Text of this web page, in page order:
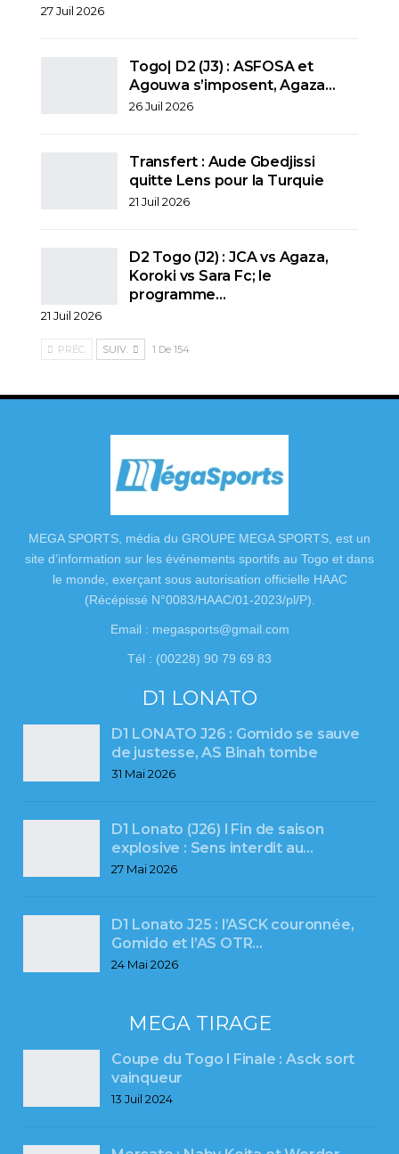
27 Juil 2026
Togo| D2 (J3) : ASFOSA et
Agouwa s’imposent, Agaza…
26 Juil 2026
Transfert : Aude Gbedjissi
quitte Lens pour la Turquie
21 Juil 2026
D2 Togo (J2) : JCA vs Agaza,
Koroki vs Sara Fc; le
programme…
21 Juil 2026
PRÉC. SUIV. 1 De 154
MEGA SPORTS, média du GROUPE MEGA SPORTS, est un
site d’information sur les événements sportifs au Togo et dans
le monde, exerçant sous autorisation officielle HAAC
(Récépissé N°0083/HAAC/01-2023/pl/P).
Email : megasports@gmail.com
Tél : (00228) 90 79 69 83
D1 LONATO
D1 LONATO J26 : Gomido se sauve
de justesse, AS Binah tombe
31 Mai 2026
D1 Lonato (J26) l Fin de saison
explosive : Sens interdit au…
27 Mai 2026
D1 Lonato J25 : l’ASCK couronnée,
Gomido et l’AS OTR…
24 Mai 2026
MEGA TIRAGE
Coupe du Togo l Finale : Asck sort
vainqueur
13 Juil 2024